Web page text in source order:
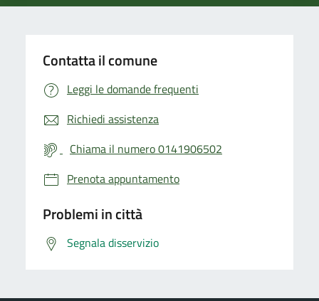
Contatta il comune
Leggi le domande frequenti
Richiedi assistenza
Chiama il numero 0141906502
Prenota appuntamento
Problemi in città
Segnala disservizio